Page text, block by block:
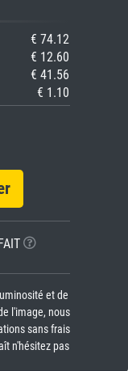
€ 74.12
€ 12.60
€ 41.56
€ 1.10
et de
l'image, nous
sans frais
n'hésitez pas